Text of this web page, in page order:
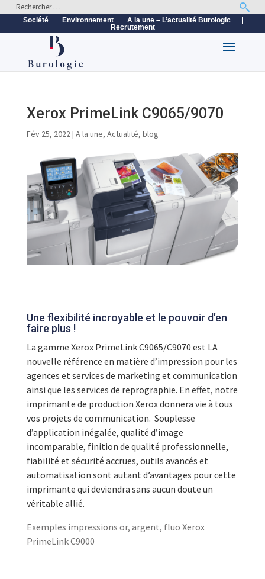
Société Environnement
A la une – L’actualité Burologic
Recrutement
Xerox PrimeLink C9065/9070
Fév 25, 2022| A la une, Actualité, blog
Une flexibilité incroyable et le pouvoir d’en
faire plus !
La gamme Xerox PrimeLink C9065/C9070 est LA
nouvelle référence en matière d’impression pour les
agences et services de marketing et communication
ainsi que les services de reprographie. En effet, notre
imprimante de production Xerox donnera vie à tous
vos projets de communication. Souplesse
d’application inégalée, qualité d’image
incomparable, finition de qualité professionnelle,
fiabilité et sécurité accrues, outils avancés et
automatisation sont autant d’avantages pour cette
imprimante qui deviendra sans aucun doute un
véritable allié.
Exemples impressions or, argent, fluo Xerox
PrimeLink C9000